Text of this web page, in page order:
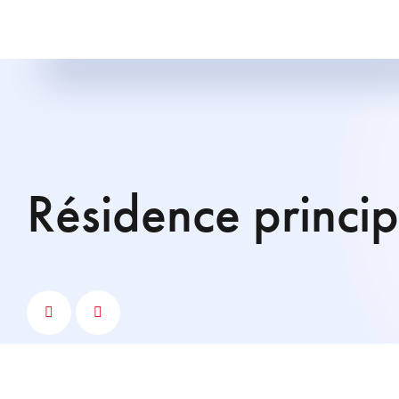
résidence